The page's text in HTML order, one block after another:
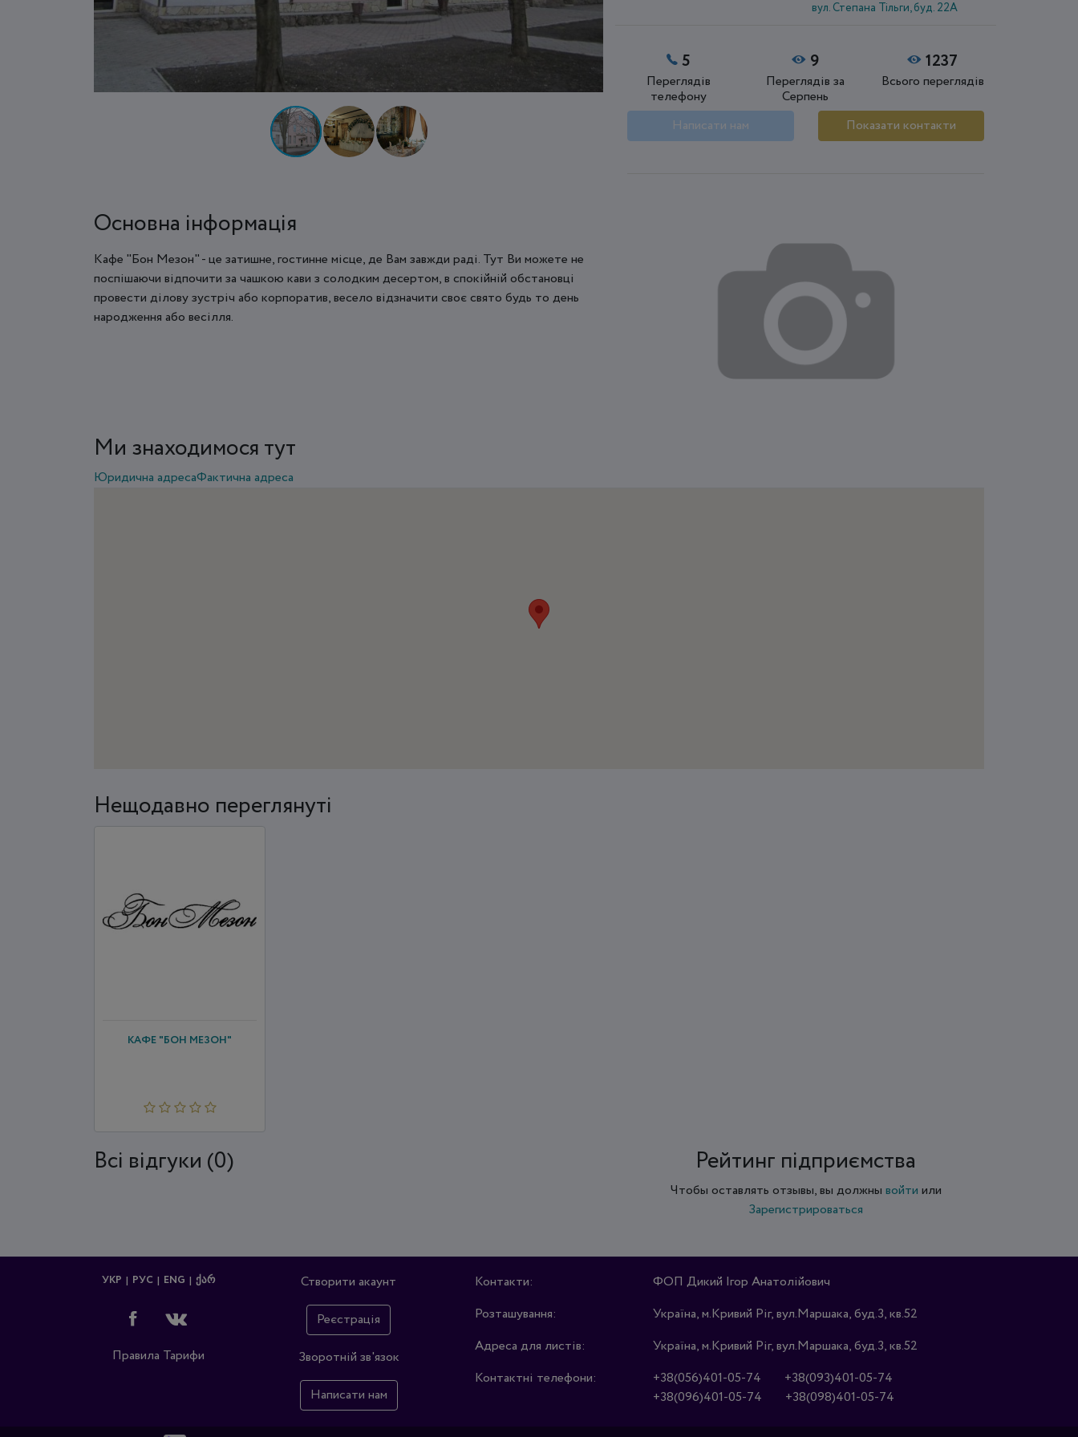
вул. Степана Тільги, буд. 22А
5
Переглядів
телефону
9
Переглядів за
Серпень
1237
Всього переглядів
Написати нам Показати контакти
Основна інформація
Кафе "Бон Мезон" - це затишне, гостинне місце, де Вам завжди раді. Тут Ви можете не
поспішаючи відпочити за чашкою кави з солодким десертом, в спокійній обстановці
провести ділову зустріч або корпоратив, весело відзначити своє свято будь то день
народження або весілля.
Ми знаходимося тут
Юридична адресаФактична адреса
Нещодавно переглянуті
КАФЕ "БОН МЕЗОН"
Всi відгуки (0) Рейтинг підприємства
Чтобы оставлять отзывы, вы должны войти или
Зарегистрироваться
УКР РУС ENG ᲥᲐᲠ
Правила Тарифи
Створити акаунт
Реєстрація
Зворотній зв'язок
Написати нам
Контакти:
ФОП Дикий Ігор Анатолійович
Розташування:
Україна, м.Кривий Ріг, вул.Маршака, буд.3, кв.52
Адреса для листів:
Україна, м.Кривий Ріг, вул.Маршака, буд.3, кв.52
Контактні телефони:
+38(056)401-05-74
+38(093)401-05-74
+38(096)401-05-74
+38(098)401-05-74